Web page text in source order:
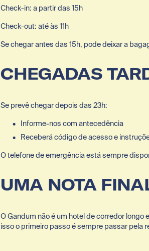
Check-in: a partir das 15h
Check-out: até às 11h
Se chegar antes das 15h, pode deixar a
CHEGADAS
Se prevê chegar depois das 23h:
Informe-nos com antecedência
Receberá código de acesso e
O telefone de emergência está sempre
UMA NOTA
O Gandum não é um hotel de corredor
isso o primeiro passo é sempre passar pela